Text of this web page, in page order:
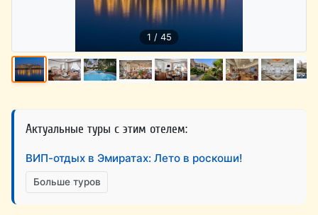
1 / 45
Актуальные туры с этим отелем:
ВИП-отдых в Эмиратах: Лето в роскоши!
Больше туров